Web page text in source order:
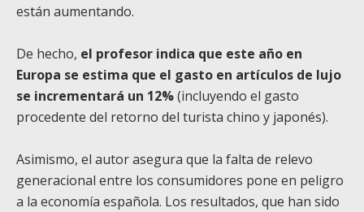
están aumentando.
De hecho, el profesor indica que este año en
Europa se estima que el gasto en artículos de lujo
se incrementará un 12%(incluyendo el gasto
procedente del retorno del turista chino y japonés).
Asimismo, el autor asegura que la falta de relevo
generacional entre los consumidores pone en peligro
a la economía española. Los resultados, que han sido